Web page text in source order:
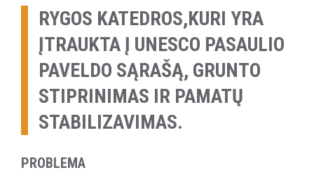
RYGOS KATEDROS,KURI YRA
ĮTRAUKTA Į UNESCO PASAULIO
PAVELDO SĄRAŠĄ, GRUNTO
STIPRINIMAS IR PAMATŲ
STABILIZAVIMAS.
PROBLEMA